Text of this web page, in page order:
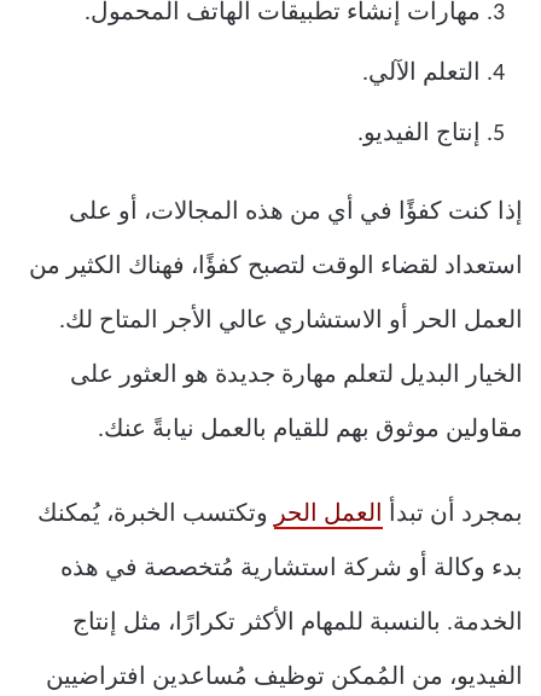
مهارات إنشاء تطبيقات الهاتف المحمول.
التعلم الآلي.
إنتاج الفيديو.
إذا كنت كفؤًا في أي من هذه المجالات، أو على
استعداد لقضاء الوقت لتصبح كفؤًا، فهناك الكثير من
العمل الحر أو الاستشاري عالي الأجر المتاح لك.
الخيار البديل لتعلم مهارة جديدة هو العثور على
مقاولين موثوق بهم للقيام بالعمل نيابةً عنك.
بمجرد أن تبدأ العمل الحر وتكتسب الخبرة، يُمكنك
بدء وكالة أو شركة استشارية مُتخصصة في هذه
الخدمة. بالنسبة للمهام الأكثر تكرارًا، مثل إنتاج
الفيديو، من المُمكن توظيف مُساعدين افتراضيين